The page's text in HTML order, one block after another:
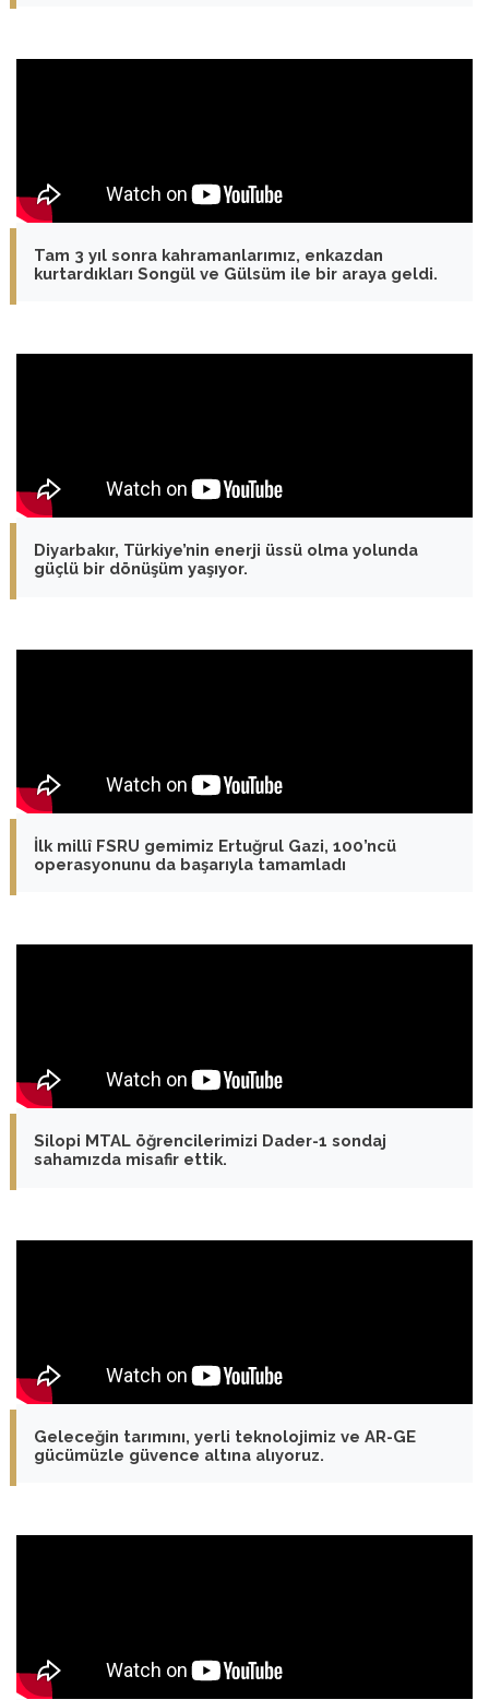
Tam 3 yıl sonra kahramanlarımız, enkazdan
kurtardıkları Songül ve Gülsüm ile bir araya geldi.
Diyarbakır, Türkiye’nin enerji üssü olma yolunda
güçlü bir dönüşüm yaşıyor.
İlk millî FSRU gemimiz Ertuğrul Gazi, 100’ncü
operasyonunu da başarıyla tamamladı
Silopi MTAL öğrencilerimizi Dader-1 sondaj
sahamızda misafir ettik.
Geleceğin tarımını, yerli teknolojimiz ve AR-GE
gücümüzle güvence altına alıyoruz.